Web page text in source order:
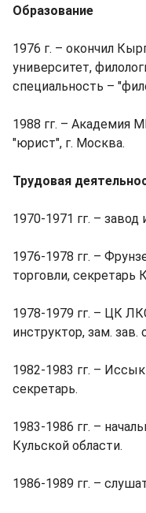
Образование
1976 г. – окончил
университет,
специальность –
1988 гг. – Академия
"юрист", г. Москва.
Трудовая
1970-1971 гг. – завод
1976-1978 гг. –
торговли, секретарь
1978-1979 гг. – ЦК
инструктор, зам. зав.
1982-1983 гг. –
секретарь.
1983-1986 гг. –
Кульской области.
1986-1989 гг. –